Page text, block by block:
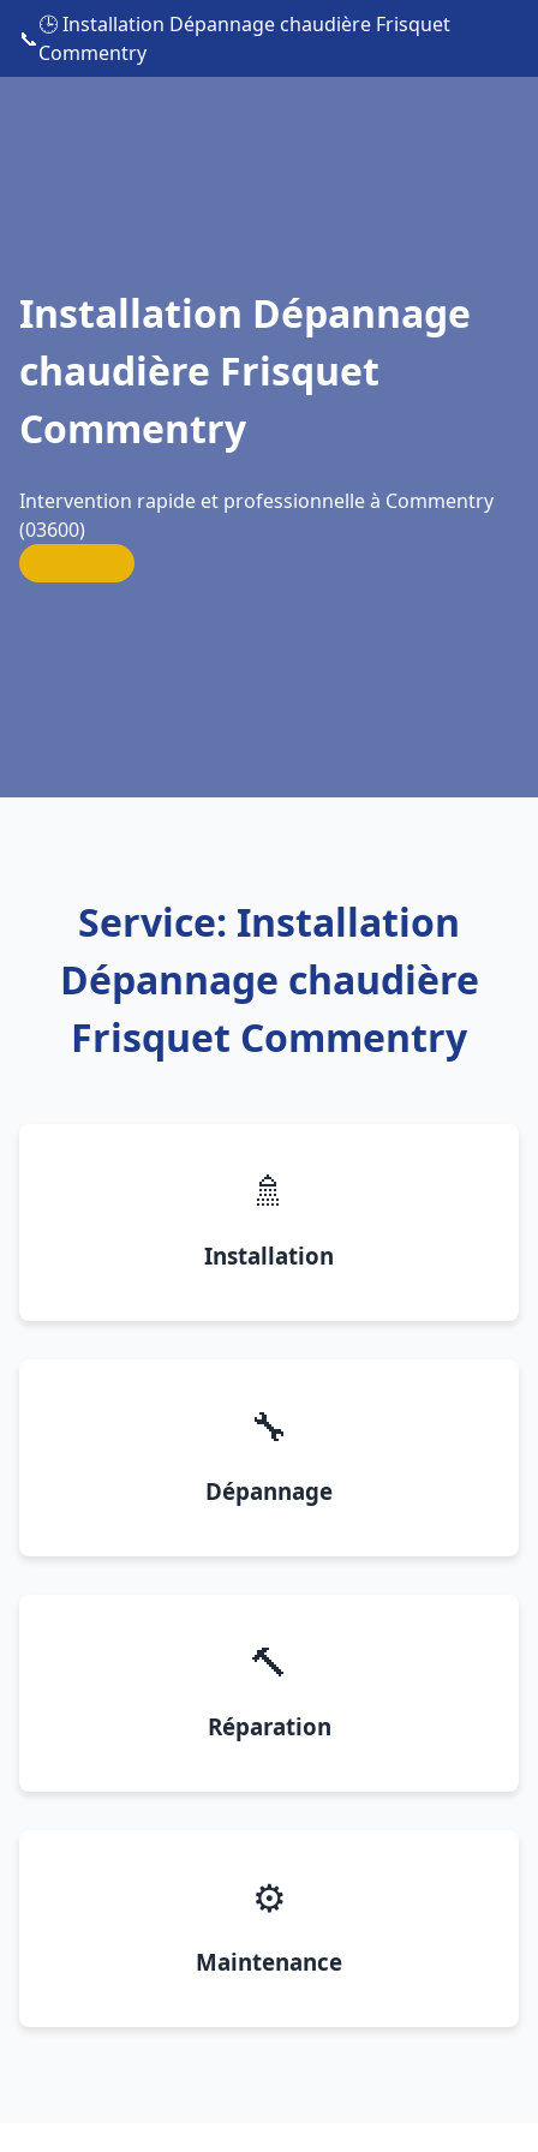
📞
🕒 Installation Dépannage chaudière Frisquet
Commentry
Installation Dépannage
chaudière Frisquet
Commentry
Intervention rapide et professionnelle à Commentry
(03600)
Service: Installation
Dépannage chaudière
Frisquet Commentry
🚿
Installation
🔧
Dépannage
🔨
Réparation
⚙️
Maintenance